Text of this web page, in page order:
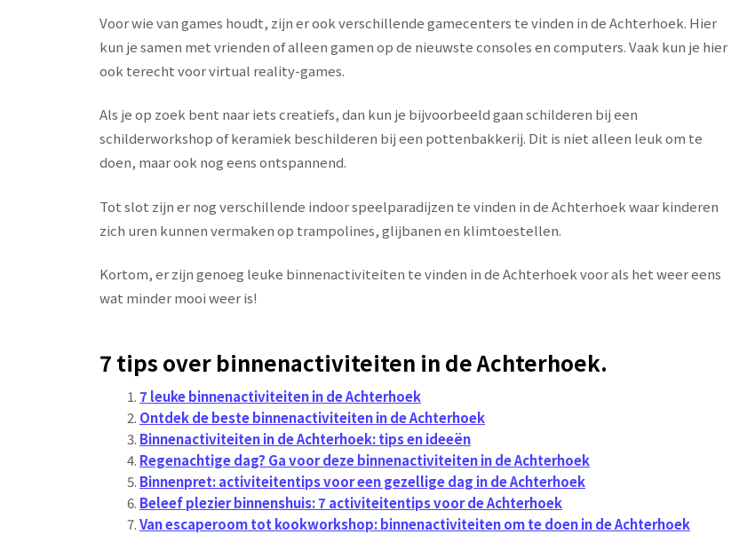
Voor wie van games houdt, zijn er ook verschillende gamecenters te vinden in de Achterhoek. Hier
kun je samen met vrienden of alleen gamen op de nieuwste consoles en computers. Vaak kun je hier
ook terecht voor virtual reality-games.
Als je op zoek bent naar iets creatiefs, dan kun je bijvoorbeeld gaan schilderen bij een
schilderworkshop of keramiek beschilderen bij een pottenbakkerij. Dit is niet alleen leuk om te
doen, maar ook nog eens ontspannend.
Tot slot zijn er nog verschillende indoor speelparadijzen te vinden in de Achterhoek waar kinderen
zich uren kunnen vermaken op trampolines, glijbanen en klimtoestellen.
Kortom, er zijn genoeg leuke binnenactiviteiten te vinden in de Achterhoek voor als het weer eens
wat minder mooi weer is!
7 tips over binnenactiviteiten in de Achterhoek.
7 leuke binnenactiviteiten in de Achterhoek
Ontdek de beste binnenactiviteiten in de Achterhoek
Binnenactiviteiten in de Achterhoek: tips en ideeën
Regenachtige dag? Ga voor deze binnenactiviteiten in de Achterhoek
Binnenpret: activiteitentips voor een gezellige dag in de Achterhoek
Beleef plezier binnenshuis: 7 activiteitentips voor de Achterhoek
Van escaperoom tot kookworkshop: binnenactiviteiten om te doen in de Achterhoek